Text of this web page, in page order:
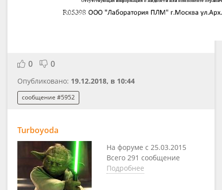
0 0
Опубликовано: 19.12.2018, в 10:44
сообщение #5952
Turboyoda
На форуме с 25.03.2015
Всего 291 сообщение
Подробнее